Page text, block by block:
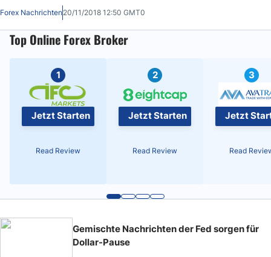
Technologiesektors verschmäht wurde, weitgehend rückläufig.
Forex Nachrichten20/11/2018 12:50 GMT0
Top Online Forex Broker
1
Jetzt Starten
Read Review
2
Jetzt Starten
Read Review
3
Jetzt
Read
Gemischte Nachrichten der Fed sorgen für
Dollar-Pause